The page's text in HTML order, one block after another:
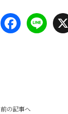
前の記事へ